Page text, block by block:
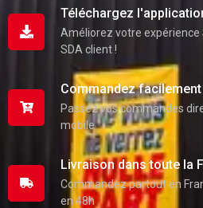
Téléchargez
Améliorez votre expérience
SDA client !
Commandez facilement
Passez vos commandes
mobile
Livraison dans toute la
Commandez partout en
en 48h